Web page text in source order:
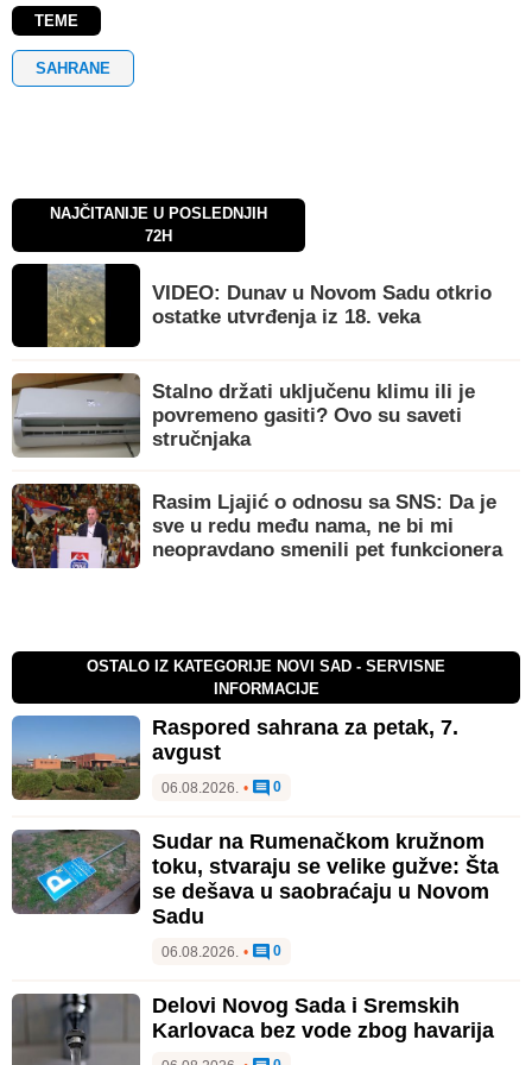
TEME
SAHRANE
NAJČITANIJE U POSLEDNJIH
72H
VIDEO: Dunav u Novom Sadu otkrio
ostatke utvrđenja iz 18. veka
Stalno držati uključenu klimu ili je
povremeno gasiti? Ovo su saveti
stručnjaka
Rasim Ljajić o odnosu sa SNS: Da je
sve u redu među nama, ne bi mi
neopravdano smenili pet funkcionera
OSTALO IZ KATEGORIJE NOVI SAD - SERVISNE
INFORMACIJE
Raspored sahrana za petak, 7.
avgust
06.08.2026. • 0
Sudar na Rumenačkom kružnom
toku, stvaraju se velike gužve: Šta
se dešava u saobraćaju u Novom
Sadu
06.08.2026. • 0
Delovi Novog Sada i Sremskih
Karlovaca bez vode zbog havarija